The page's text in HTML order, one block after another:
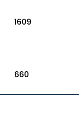
1609
660